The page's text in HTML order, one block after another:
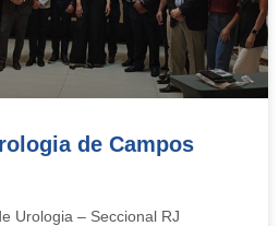
de Campos
Urologia – Seccional RJ